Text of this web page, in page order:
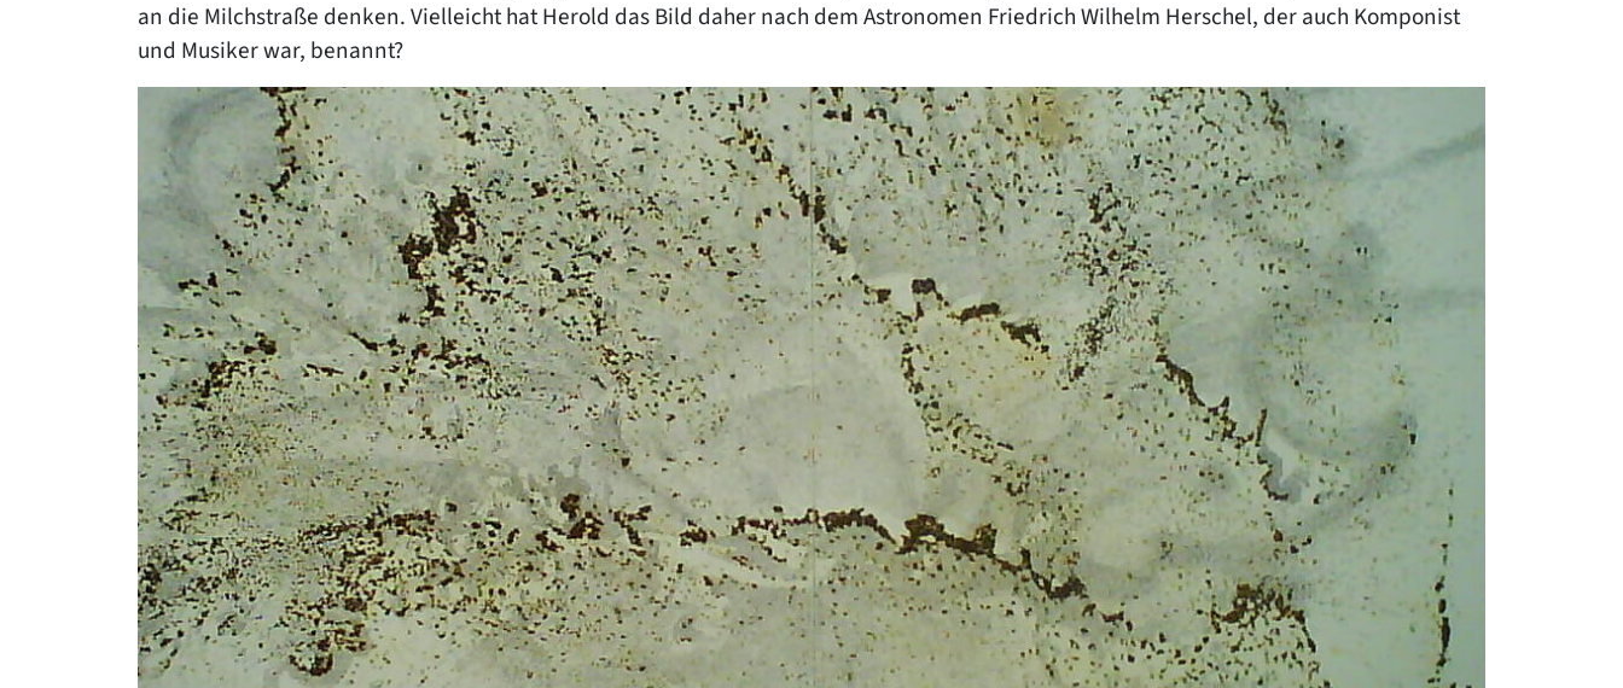
an die Milchstraße denken. Vielleicht hat Herold das Bild daher nach dem Astronomen Friedrich Wilhelm Herschel, der auch Komponist
und Musiker war, benannt?